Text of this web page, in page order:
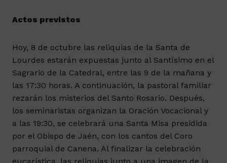
Actos previstos
Hoy, 8 de octubre las reliquias de la Santa de
Lourdes estarán expuestas junto al Santísimo en el
Sagrario de la Catedral, entre las 9 de la mañana y
las 17:30 horas. A continuación, la pastoral familiar
rezarán los misterios del Santo Rosario. Después,
los seminaristas organizan la Oración Vocacional y
a las 19:30, se celebrará una Santa Misa presidida
por el Obispo de Jaén, con los cantos del Coro
parroquial de Canena. Al finalizar la celebración